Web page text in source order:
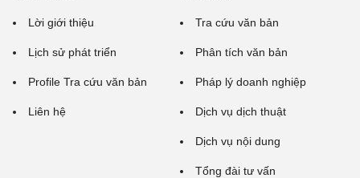
Lời giới thiệu
Lịch sử phát triển
Profile Tra cứu văn bản
Liên hệ
Tra cứu văn bản
Phân tích văn bản
Pháp lý doanh nghiệp
Dịch vụ dịch thuật
Dịch vụ nội dung
Tổng đài tư vấn